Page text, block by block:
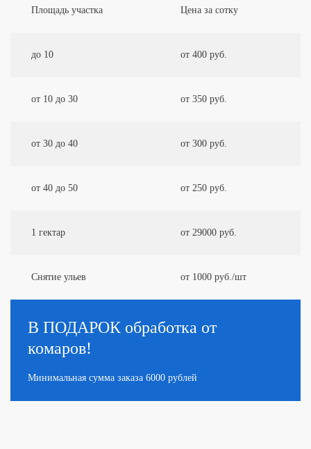
Площадь участка Цена за сотку
до 10 от 400 руб.
от 10 до 30 от 350 руб.
от 30 до 40 от 300 руб.
от 40 до 50 от 250 руб.
1 гектар от 29000 руб.
Снятие ульев от 1000 руб./шт
В ПОДАРОК обработка от
комаров!
Минимальная сумма заказа 6000 рублей